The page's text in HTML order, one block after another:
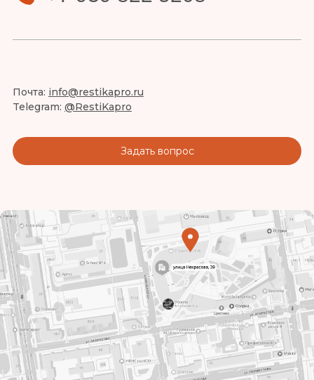
Почта: info@restikapro.ru
Telegram: @RestiKapro
Задать вопрос